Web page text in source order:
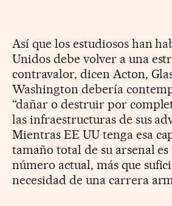
Así que los estudiosos han
Unidos debe volver a una
contravalor, dicen Acton,
Washington debería
“dañar o destruir por
las infraestructuras de sus
Mientras EE UU tenga esa
tamaño total de su arsenal
número actual, más que
necesidad de una carrera